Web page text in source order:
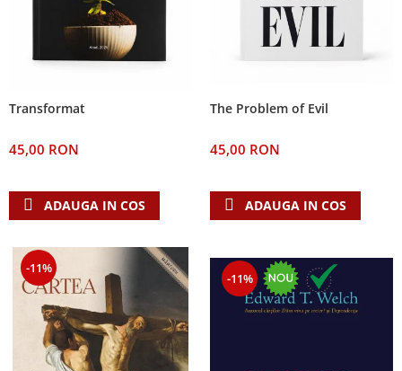
Transformat
45,00 RON
ADAUGA IN COS
The Problem of Evil
45,00 RON
ADAUGA IN COS
-11%
-11%